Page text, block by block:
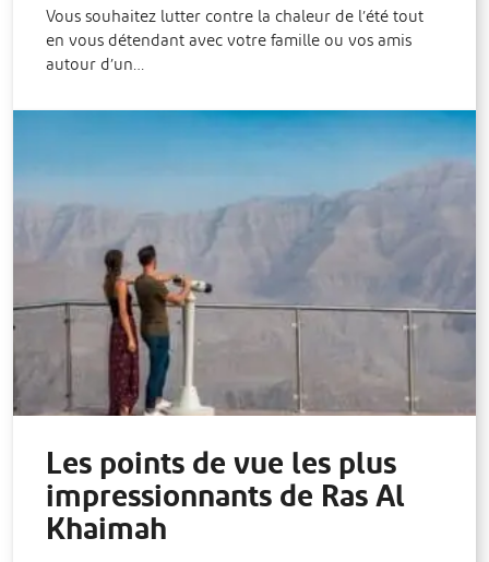
Vous souhaitez lutter contre la chaleur de l’été tout
en vous détendant avec votre famille ou vos amis
autour d’un…
Les points de vue les plus
impressionnants de Ras Al
Khaimah